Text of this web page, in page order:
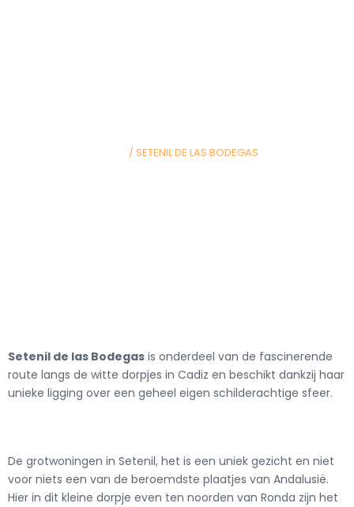
/ SETENIL DE LAS BODEGAS
Setenil de las Bodegas is onderdeel van de fascinerende
route langs de witte dorpjes in Cadiz en beschikt dankzij haar
unieke ligging over een geheel eigen schilderachtige sfeer.
De grotwoningen in Setenil, het is een uniek gezicht en niet
voor niets een van de beroemdste plaatjes van Andalusië.
Hier in dit kleine dorpje even ten noorden van Ronda zijn het